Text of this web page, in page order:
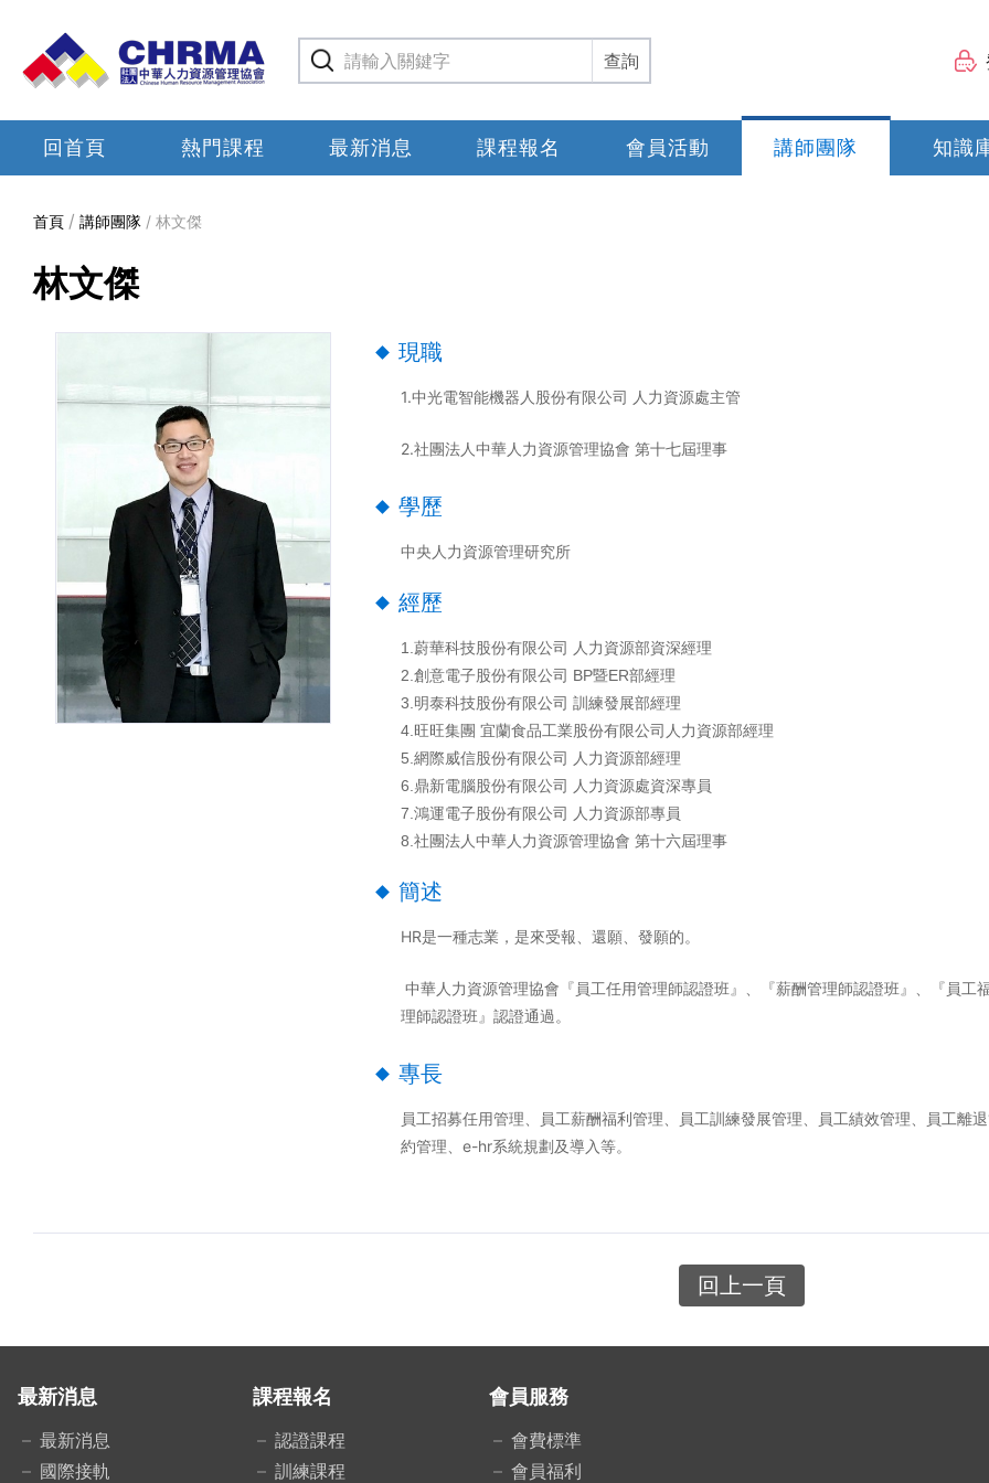
查詢
回首頁 熱門課程 最新消息 課程報名 會員活動 講師團隊 知識
首頁 講師團隊 林文傑
林文傑
現職
1.中光電智能機器人股份有限公司 人力資源處主管
2.社團法人中華人力資源管理協會 第十七屆理事
學歷
中央人力資源管理研究所
經歷
1. 蔚華科技股份有限公司 人力資源部資深經理
2. 創意電子股份有限公司 BP暨ER部經理
3. 明泰科技股份有限公司 訓練發展部經理
4. 旺旺集團 宜蘭食品工業股份有限公司人力資源部經理
5. 網際威信股份有限公司 人力資源部經理
6. 鼎新電腦股份有限公司 人力資源處資深專員
7. 鴻運電子股份有限公司 人力資源部專員
8.社團法人中華人力資源管理協會 第十六屆理事
簡述
HR是一種志業，是來受報、還願、發願的。
中華人力資源管理協會『員工任用管理師認證班』、『薪酬管理師認證班』、『員
理師認證班』認證通過。
專長
員工招募任用管理、員工薪酬福利管理、員工訓練發展管理、員工績效管理、員工離
約管理、e-hr系統規劃及導入等。
回上一頁
最新消息
最新消息
國際接軌
課程報名
認證課程
訓練課程
會員服務
會費標準
會員福利